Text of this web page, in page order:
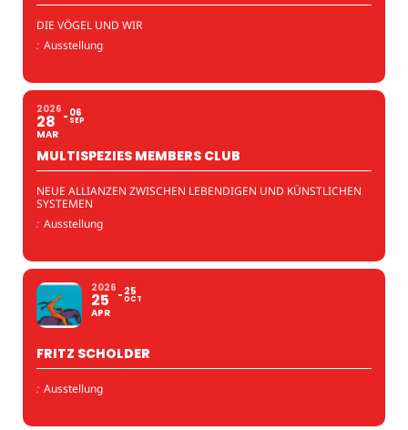
DIE VÖGEL UND WIR
: Ausstellung
2026
28
MAR
06
SEP
MULTISPEZIES MEMBERS CLUB
NEUE ALLIANZEN ZWISCHEN LEBENDIGEN UND KÜNSTLICHEN
SYSTEMEN
: Ausstellung
2026
25
APR
25
OCT
FRITZ SCHOLDER
: Ausstellung